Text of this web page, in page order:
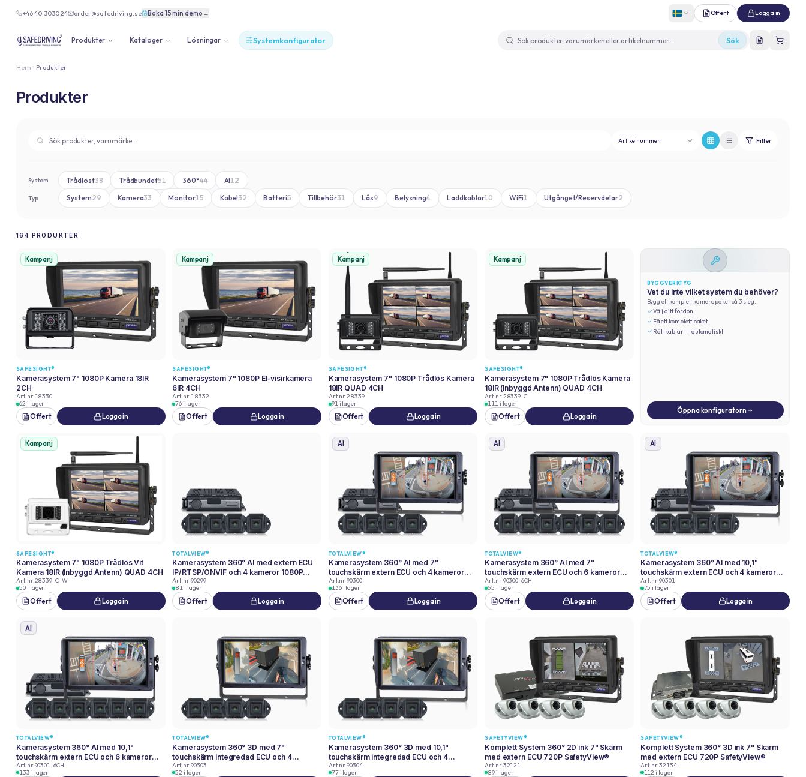
+46 40-30 30 24 order@safedriving.se Boka 15 min demo → Offert Logga in
Produkter Kataloger Lösningar Systemkonfigurator Sök
Hem Produkter
Produkter
Artikelnummer Filter
System Trådlöst38 Trådbundet51 360°44 AI12
Typ System29 Kamera33 Monitor15 Kabel32 Batteri5 Tillbehör31 Lås9 Belysning4 Laddkablar10 WiFi1 Utgånget/Reservdelar2
164 PRODUKTER
Kampanj
SAFESIGHT®
Kamerasystem 7" 1080P Kamera 18IR
2CH
Art.nr 18330
62 i lager
Offert Logga in
Kampanj
SAFESIGHT®
Kamerasystem 7" 1080P El-visirkamera
6IR 4CH
Art.nr 18332
76 i lager
Offert Logga in
Kampanj
SAFESIGHT®
Kamerasystem 7" 1080P Trådlös Kamera
18IR QUAD 4CH
Art.nr28339
91 i lager
Offert Logga in
Kampanj
SAFESIGHT®
Kamerasystem 7" 1080P Trådlös Kamera
18IR (Inbyggd Antenn) QUAD 4CH
Art.nr28339-C
111 i lager
Offert Logga in
BYGGVERKTYG
Vet du inte vilket system du behöver?
Bygg ett komplett kamerapaket på 3 steg.
Välj ditt fordon
Få ett komplett paket
Rätt kablar — automatiskt
Öppna konfiguratorn
Kampanj
SAFESIGHT®
Kamerasystem 7" 1080P Trådlös Vit
Kamera 18IR (Inbyggd Antenn) QUAD 4CH
Art.nr28339-C-W
50 i lager
Offert Logga in
TOTALVIEW®
Kamerasystem 360° AI med extern ECU
IP/RTSP/ONVIF och 4 kameror 1080P
TotalView®
Art.nr90299
81 i lager
Offert Logga in
AI
TOTALVIEW®
Kamerasystem 360° AI med 7"
touchskärm extern ECU och 4 kameror
1080P TotalView®
Art.nr90300
136 i lager
Offert Logga in
AI
TOTALVIEW®
Kamerasystem 360° AI med 7"
touchskärm extern ECU och 6 kameror
1080P TotalView®
Art.nr90300-6CH
55 i lager
Offert Logga in
AI
TOTALVIEW®
Kamerasystem 360° AI med 10,1"
touchskärm extern ECU och 4 kameror
1080P TotalView®
Art.nr90301
75 i lager
Offert Logga in
AI
TOTALVIEW®
Kamerasystem 360° AI med 10,1"
touchskärm extern ECU och 6 kameror
1080P TotalView®
Art.nr90301-6CH
133 i lager
TOTALVIEW®
Kamerasystem 360° 3D med 7"
touchskärm integredad ECU och 4
kameror 1080P TotalView®
Art.nr90303
52 i lager
TOTALVIEW®
Kamerasystem 360° 3D med 10,1"
touchskärm integredad ECU och 4
kameror 1080P TotalView®
Art.nr90304
77 i lager
SAFETYVIEW®
Komplett System 360° 2D ink 7" Skärm
med extern ECU 720P SafetyView®
Art.nr32121
89 i lager
SAFETYVIEW®
Komplett System 360° 3D ink 7" Skärm
med extern ECU 720P SafetyView®
Art.nr32134
112 i lager